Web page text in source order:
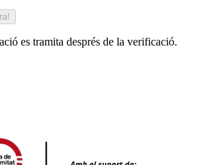
es tramita després de la verificació.